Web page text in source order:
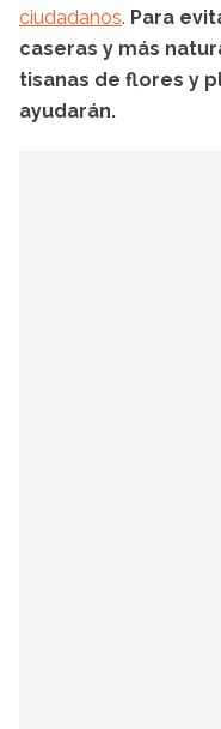
ciudadanos. Para
caseras y más
tisanas de flores y
ayudarán.